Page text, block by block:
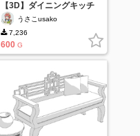
【3D】ダイニングキッチ
ン
うさこusako
7,236
600 G